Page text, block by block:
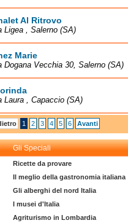
Al Ritrovo
Ligea , Salerno (SA)
Marie
Dogana Vecchia 30, Salerno (SA)
Laura , Capaccio (SA)
1 2 3 4 5 6 Avanti
Gli Speciali
Ricette da provare
Il meglio della gastronomia italiana
Gli alberghi del nord Italia
I musei d'Italia
Agriturismo in Lombardia